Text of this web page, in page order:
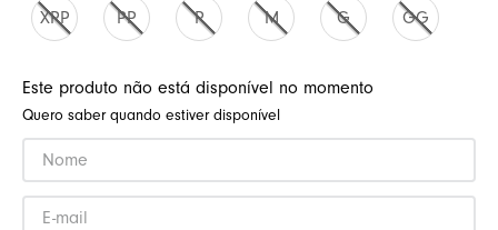
XPP PP P M G GG
Este produto não está disponível no momento
Quero saber quando estiver disponível